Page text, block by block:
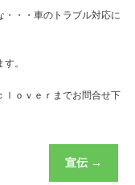
・・・車のトラブル対応に
。
ｌｏｖｅｒまでお問合せ下
宣伝 →